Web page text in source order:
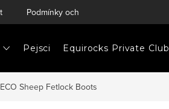
Podmínky ochrany osobních údajů
Pejsci Equirocks Private Club
ECO Sheep Fetlock Boots